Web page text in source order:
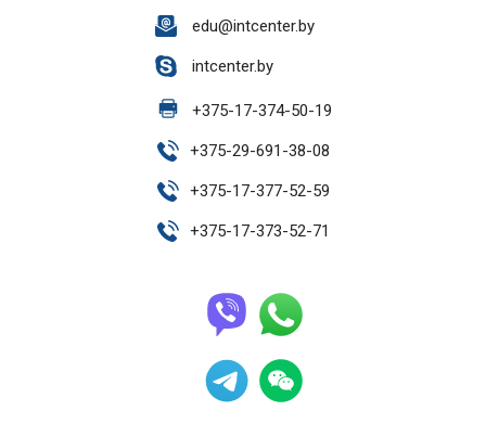
edu@intcenter.by
intcenter.by
+375-17-374-50-19
+375-29-691-38-08
+375-17-377-52-59
+375-17-373-52-71